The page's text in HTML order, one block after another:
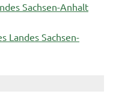
Sachsen-Anhalt
Landes Sachsen-